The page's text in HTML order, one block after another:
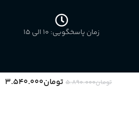
تومان۵.۸۹۰.۰۰۰ تومان۳.۵۴۰.۰۰۰
زمان پاسخگویی: 10 الی ۱5